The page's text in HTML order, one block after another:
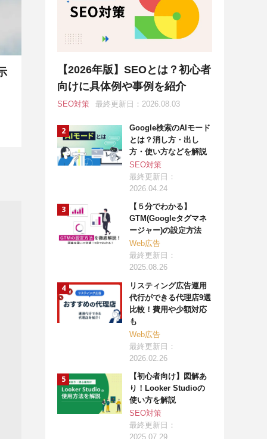
【2026年版】SEOとは？初心者
向けに具体例や事例を紹介
SEO対策 最終更新日：2026.08.03
Google検索のAIモード
とは？消し方・出し
方・使い方などを解説
SEO対策
最終更新日：
2026.04.24
【５分でわかる】
GTM(Googleタグマネ
ージャー)の設定方法
Web広告
最終更新日：
2025.08.26
リスティング広告運用
代行ができる代理店9選
比較！費用や少額対応
も
Web広告
最終更新日：
2026.02.26
【初心者向け】図解あ
り！Looker Studioの
使い方を解説
SEO対策
最終更新日：
2025.07.29